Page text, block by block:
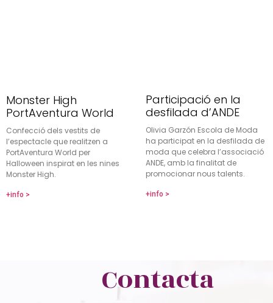
Monster High
PortAventura World
Confecció dels vestits de
l’espectacle que realitzen a
PortAventura World per
Halloween inspirat en les nines
Monster High.
+info >
Participació en la
desfilada d’ANDE
Olivia Garzón Escola de Moda
ha participat en la desfilada de
moda que celebra l’associació
ANDE, amb la finalitat de
promocionar nous talents.
+info >
Contacta